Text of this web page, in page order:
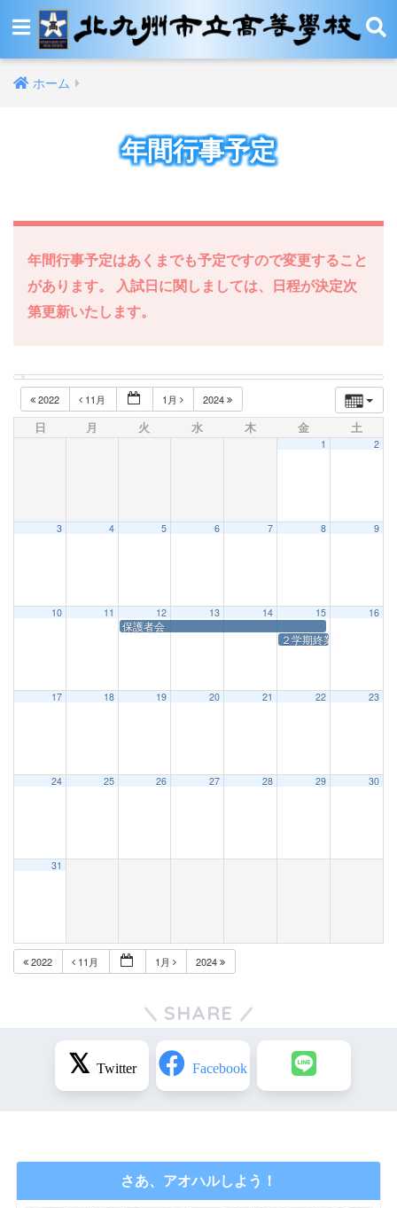
ホーム
年間行事予定
年間行事予定はあくまでも予定ですので変更すること
があります。 入試日に関しましては、日程が決定次
第更新いたします。
2022 11月 1月 2024
日 月 火 水 木 金 土
1 2
3 4 5 6 7 8 9
10 11 12
保護者会
13 14 15
２学期終業式
16
17 18 19 20 21 22 23
24 25 26 27 28 29 30
31
2022 11月 1月 2024
SHARE
さあ、アオハルしよう！